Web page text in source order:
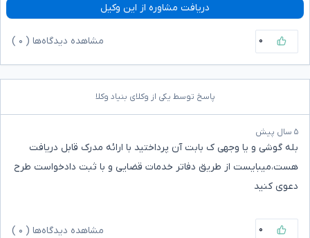
دریافت مشاوره از این وکیل
۰ مشاهده دیدگاه‌ها ( ۰
پاسخ توسط یکی از وکلای بنیاد وکلا
۵ سال پیش
بله گوشی و یا وجهی ک بابت آن پرداختید با ارائه مدرک قابل دریافت
هست،میبایست از طریق دفاتر خدمات قضایی و با ثبت دادخواست طرح
دعوی کنید
۰ مشاهده دیدگاه‌ها ( ۰